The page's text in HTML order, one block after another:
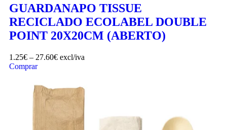
GUARDANAPO TISSUE
RECICLADO ECOLABEL DOUBLE
POINT 20X20CM (ABERTO)
1.25€ – 27.60€ excl/iva
Comprar